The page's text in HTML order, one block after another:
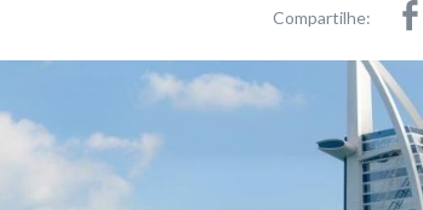
Compartilhe: